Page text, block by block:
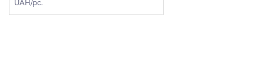
UAH/pc.